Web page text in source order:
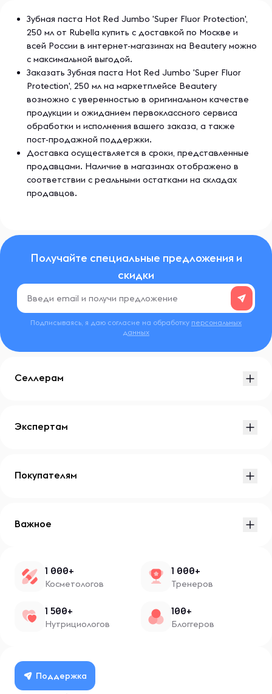
Зубная паста Hot Red Jumbo 'Super Fluor Protection',
250 мл от Rubella купить с доставкой по Москве и
всей России в интернет-магазинах на Beautery можно
с максимальной выгодой.
Заказать Зубная паста Hot Red Jumbo 'Super Fluor
Protection', 250 мл на маркетплейсе Beautery
возможно с уверенностью в оригинальном качестве
продукции и ожиданием первоклассного сервиса
обработки и исполнения вашего заказа, а также
пост-продажной поддержки.
Доставка осуществляется в сроки, представленные
продавцами. Наличие в магазинах отображено в
соответствии с реальными остатками на складах
продавцов.
Получайте специальные предложения и
скидки
Подписываясь, я даю согласие на обработку персональных
данных
Селлерам
Экспертам
Покупателям
Важное
1 000+
Косметологов
1 000+
Тренеров
1 500+
Нутрициологов
100+
Блоггеров
Поддержка